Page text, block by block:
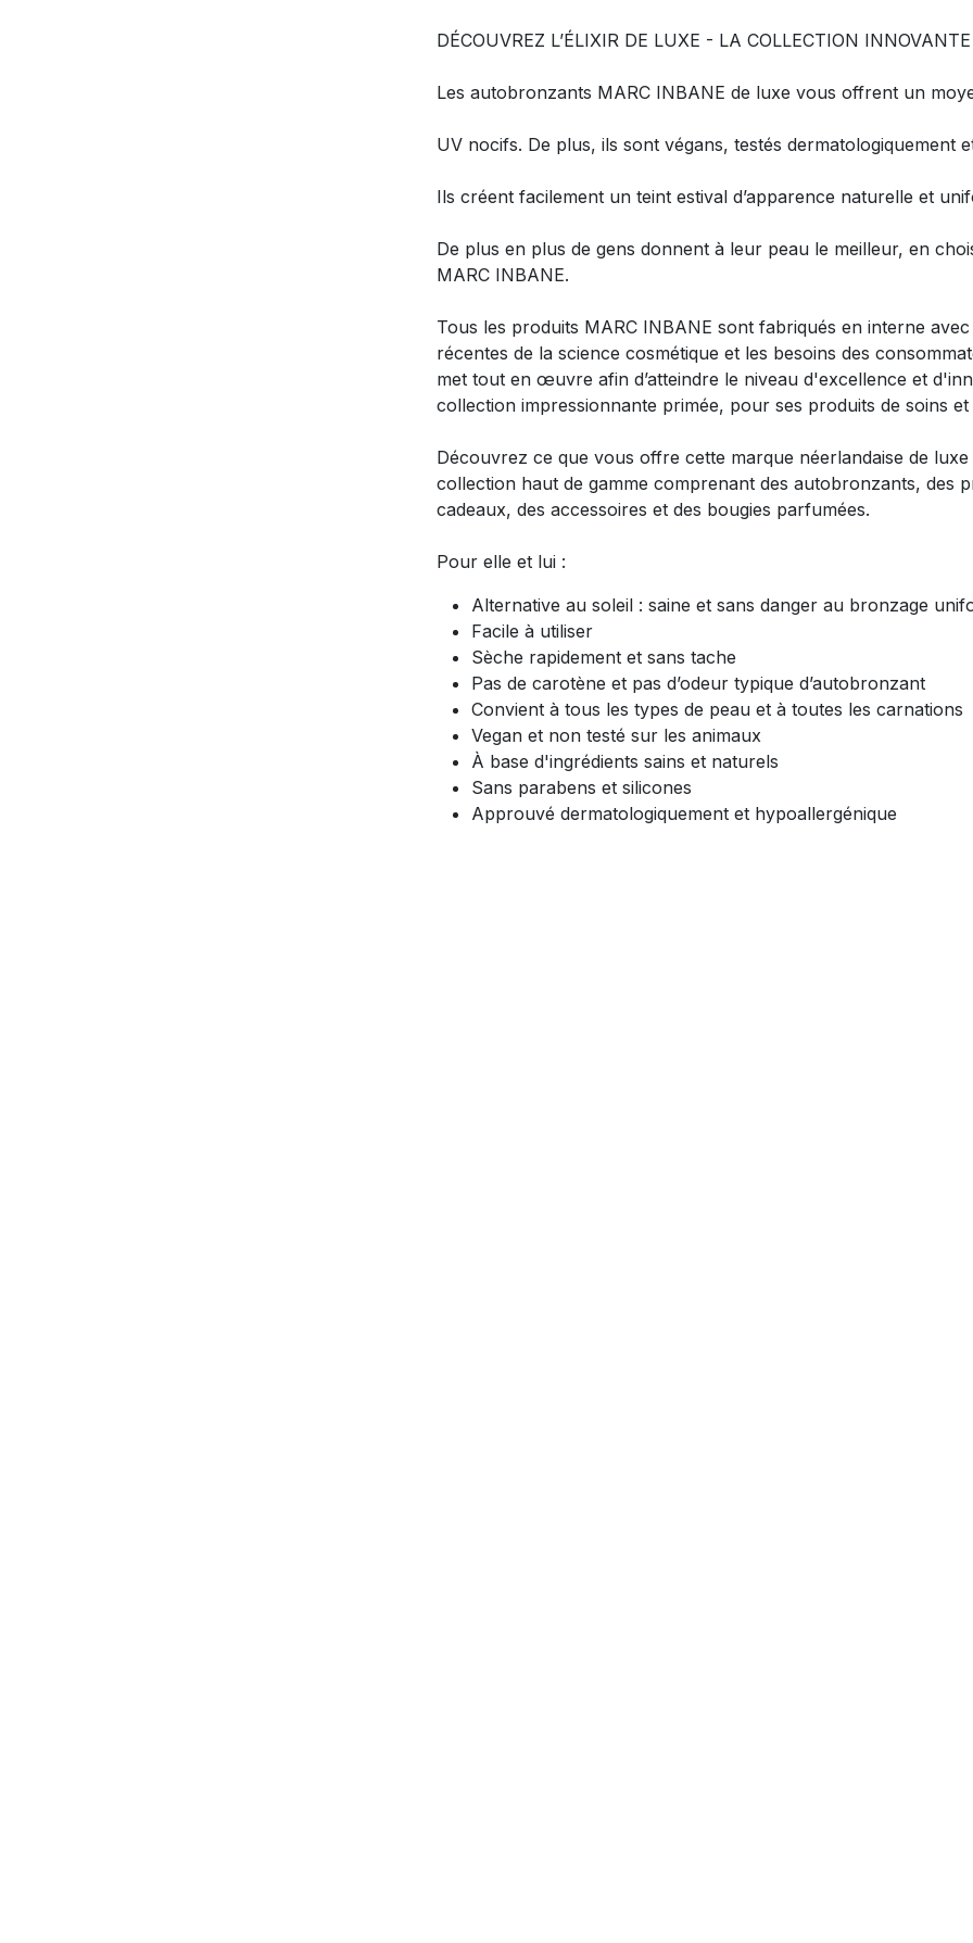
DÉCOUVREZ L’ÉLIXIR DE LUXE - LA COLLECTION
Les autobronzants MARC INBANE de luxe vous offrent un
UV nocifs. De plus, ils sont végans, testés dermatologiquement
Ils créent facilement un teint estival d’apparence naturelle et
De plus en plus de gens donnent à leur peau le meilleur, en
MARC INBANE.
Tous les produits MARC INBANE sont fabriqués en interne
récentes de la science cosmétique et les besoins des
met tout en œuvre afin d’atteindre le niveau d'excellence et
collection impressionnante primée, pour ses produits de soins
Découvrez ce que vous offre cette marque néerlandaise de
collection haut de gamme comprenant des autobronzants, des
cadeaux, des accessoires et des bougies parfumées.
Pour elle et lui :
Alternative au soleil : saine et sans danger au bronzage
Facile à utiliser
Sèche rapidement et sans tache
Pas de carotène et pas d’odeur typique d’autobronzant
Convient à tous les types de peau et à toutes les carnations
Vegan et non testé sur les animaux
À base d'ingrédients sains et naturels
Sans parabens et silicones
Approuvé dermatologiquement et hypoallergénique